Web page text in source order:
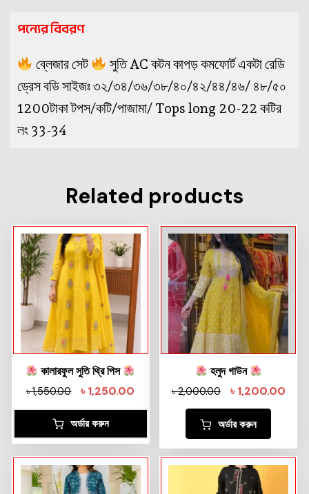
পন্যের বিবরণ
ব্লেজার সেট
সুতি AC কটন কাপড় কমফোর্ট একটা রেডি
ড্রেস বডি সাইজঃ ৩২/৩৪/৩৬/৩৮/৪০/৪২/৪৪/৪৬/ ৪৮/৫০
1200টাকা টপস/কটি/পাজামা/ Tops long 20-22 কটির
লং 33-34
Related products
কালারফুল সুতি থ্রি পিস
৳1,550.00 ৳1,250.00
অর্ডার করুন
হলুদ গাউন
৳2,000.00 ৳1,200.00
অর্ডার করুন